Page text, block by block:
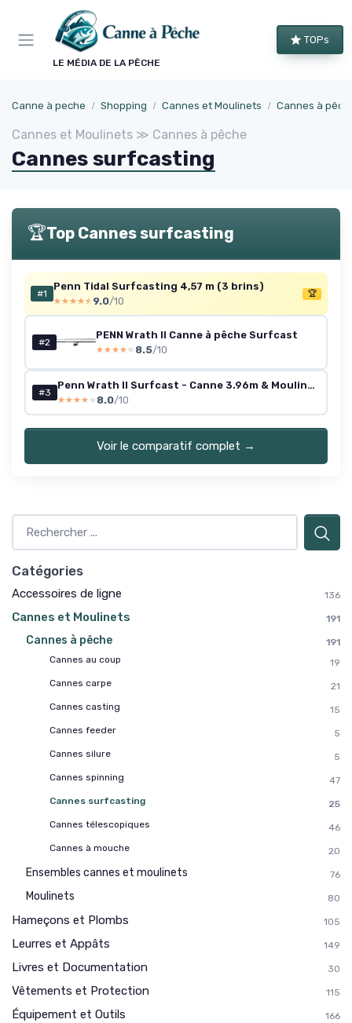
LE MÉDIA DE LA PÊCHE
TOPs
Canne à peche Shopping Cannes et Moulinets Cannes à
Cannes et Moulinets ≫ Cannes à pêche
Cannes surfcasting
🏆Top Cannes surfcasting
#1
Penn Tidal Surfcasting 4,57 m (3 brins)
★★★★★
★★★★★ 9.0/10
🏆
#2
PENN Wrath II Canne à pêche Surfcast
★★★★★
★★★★★ 8.5/10
#3
Penn Wrath II Surfcast - Canne 3.96m & Moulinet Surfcasting 0-250g
★★★★★
★★★★★ 8.0/10
Voir le comparatif complet →
Catégories
Accessoires de ligne 136
Cannes et Moulinets 191
Cannes à pêche
191
Cannes au coup
19
Cannes carpe
21
Cannes casting
15
Cannes feeder
5
Cannes silure
5
Cannes spinning
47
Cannes surfcasting
25
Cannes télescopiques
46
Cannes à mouche
20
Ensembles cannes et moulinets 76
Moulinets 80
Hameçons et Plombs 105
Leurres et Appâts 149
Livres et Documentation 30
Vêtements et Protection 115
Équipement et Outils 166
Panneau de gestion des cookies